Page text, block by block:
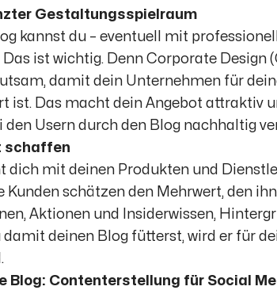
Gestaltungsspielraum
kannst du – eventuell mit
Das ist wichtig. Denn Corporate Design
damit dein Unternehmen für
ist. Das macht dein Angebot attraktiv
den Usern durch den Blog nachhaltig
schaffen
dich mit deinen Produkten und
Kunden schätzen den Mehrwert, den
Aktionen und Insiderwissen,
damit deinen Blog fütterst, wird er für
Blog: Contenterstellung für Social